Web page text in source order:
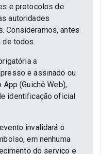
e protocolos de
autoridades
Consideramos, antes
de todos.
a
e assinado ou
(Guichê Web),
identificação oficial
invalidará o
em nenhuma
do serviço e